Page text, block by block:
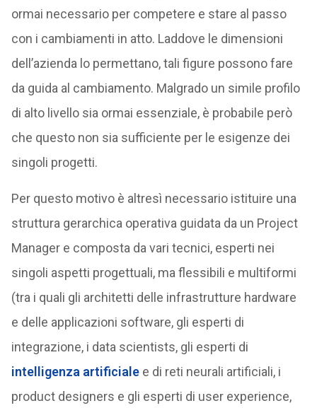
ormai necessario per competere e stare al passo
con i cambiamenti in atto. Laddove le dimensioni
dell’azienda lo permettano, tali figure possono fare
da guida al cambiamento. Malgrado un simile profilo
di alto livello sia ormai essenziale, è probabile però
che questo non sia sufficiente per le esigenze dei
singoli progetti.
Per questo motivo è altresì necessario istituire una
struttura gerarchica operativa guidata da un Project
Manager e composta da vari tecnici, esperti nei
singoli aspetti progettuali, ma flessibili e multiformi
(tra i quali gli architetti delle infrastrutture hardware
e delle applicazioni software, gli esperti di
integrazione, i data scientists, gli esperti di
intelligenza artificialee di reti neurali artificiali, i
product designers e gli esperti di user experience,